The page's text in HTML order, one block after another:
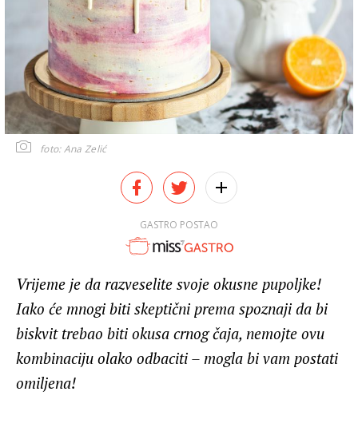
foto: Ana Zelić
GASTRO POSTAO
Vrijeme je da razveselite svoje okusne pupoljke!
Iako će mnogi biti skeptični prema spoznaji da bi
biskvit trebao biti okusa crnog čaja, nemojte ovu
kombinaciju olako odbaciti – mogla bi vam postati
omiljena!